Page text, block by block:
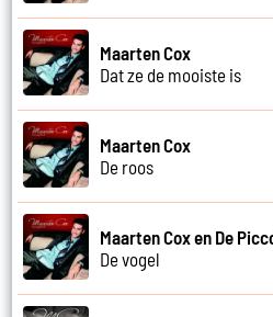
Maarten Cox
Dat ze de mooiste is
Maarten Cox
De roos
Maarten Cox en De
De vogel